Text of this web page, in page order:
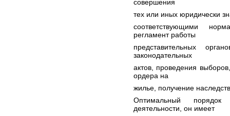
совершения
тех или иных юридически
соответствующими
регламент работы
представительных
законодательных
актов, проведения
ордера на
жилье, получение
Оптимальный порядок
деятельности, он имеет